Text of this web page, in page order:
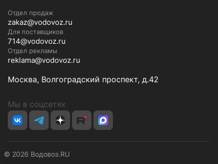
Отдел продаж
zakaz@vodovoz.ru
Для поставщиков
714@vodovoz.ru
Отдел рекламы
reklama@vodovoz.ru
Москва, Волгоградский проспект, д.42
Мы в соцсетях
© 2026 Водовоз.RU